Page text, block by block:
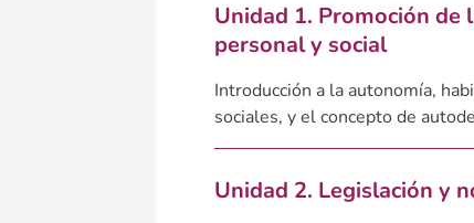
Unidad 1. Promoción de
personal y social
Introducción a la autonomía,
sociales, y el concepto de
Unidad 2. Legislación y